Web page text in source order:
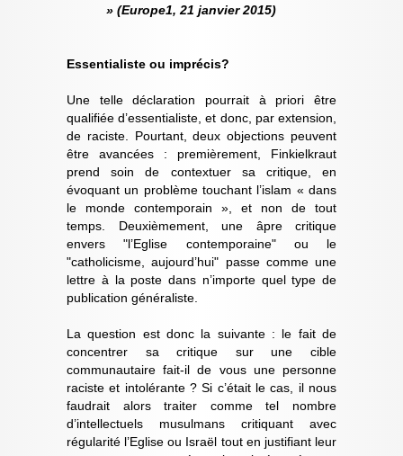
» (Europe1, 21 janvier 2015)
Essentialiste ou imprécis?
Une telle déclaration pourrait à priori être
qualifiée d’essentialiste, et donc, par extension,
de raciste. Pourtant, deux objections peuvent
être avancées : premièrement, Finkielkraut
prend soin de contextuer sa critique, en
évoquant un problème touchant l’islam « dans
le monde contemporain », et non de tout
temps. Deuxièmement, une âpre critique
envers "l’Eglise contemporaine" ou le
"catholicisme, aujourd’hui" passe comme une
lettre à la poste dans n’importe quel type de
publication généraliste.
La question est donc la suivante : le fait de
concentrer sa critique sur une cible
communautaire fait-il de vous une personne
raciste et intolérante ? Si c’était le cas, il nous
faudrait alors traiter comme tel nombre
d’intellectuels musulmans critiquant avec
régularité l’Eglise ou Israël tout en justifiant leur